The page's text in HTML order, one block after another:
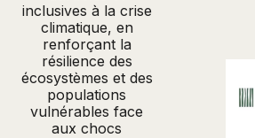
inclusives à la crise
climatique, en
renforçant la
résilience des
écosystèmes et des
populations
vulnérables face
aux chocs